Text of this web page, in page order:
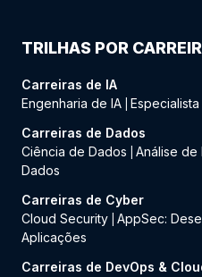
TRILHAS POR
Carreiras de IA
Engenharia de IA
Carreiras de Dados
Ciência de Dados
Análise de
Dados
Carreiras de Cyber
Cloud Security AppSec:
Aplicações
Carreiras de DevOps &